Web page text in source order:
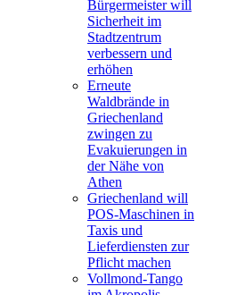
Bürgermeister will
Sicherheit im
Stadtzentrum
verbessern und
erhöhen
Erneute
Waldbrände in
Griechenland
zwingen zu
Evakuierungen in
der Nähe von
Athen
Griechenland will
POS-Maschinen in
Taxis und
Lieferdiensten zur
Pflicht machen
Vollmond-Tango